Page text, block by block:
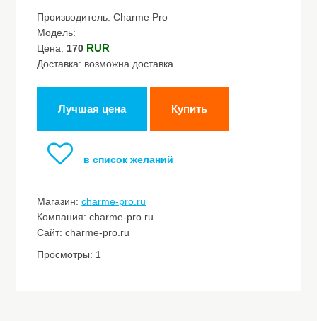
Производитель: Charme Pro
Модель:
Цена: 170 RUR
Доставка: возможна доставка
Лучшая цена Купить
в список желаний
Магазин:charme-pro.ru
Компания: charme-pro.ru
Сайт: charme-pro.ru
Просмотры: 1